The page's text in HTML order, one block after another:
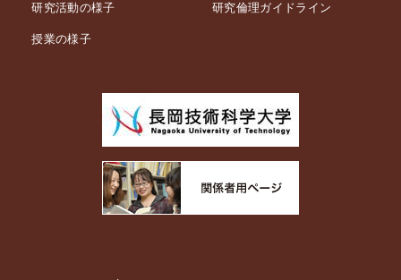
研究活動の様子
授業の様子
研究倫理ガイドライン